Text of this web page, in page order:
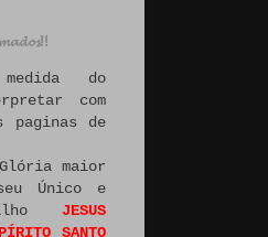
do
com
paginas de
maior
Único e
JESUS
SANTO